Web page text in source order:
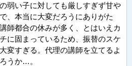
弱い子に対しても厳しすぎず甘や
、本当に大変だろうにありがた
師都合の休みが多く、とはいえカ
に固まっているため、振替のスケ
変すぎる。代理の講師を立てるよ
うか…。